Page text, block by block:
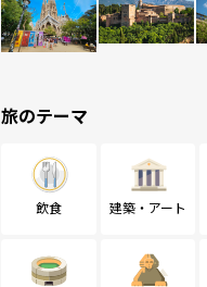
旅のテーマ
飲食 建築・アート